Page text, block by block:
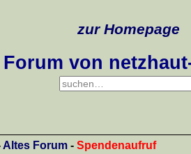
zur Homepage
Forum von
Altes Forum - Spendenaufruf